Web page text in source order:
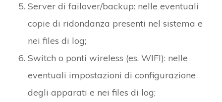
Server di failover/backup: nelle eventuali
copie di ridondanza presenti nel sistema e
nei files di log;
Switch o ponti wireless (es. WIFI): nelle
eventuali impostazioni di configurazione
degli apparati e nei files di log;